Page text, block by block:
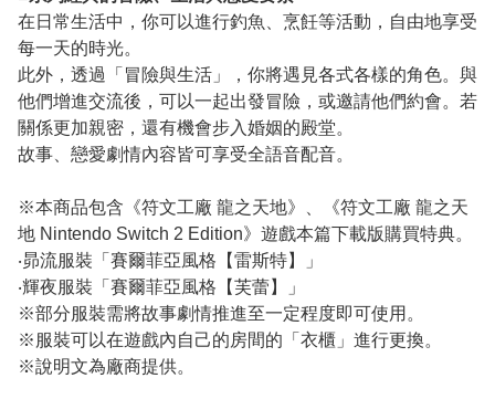
在日常生活中，你可以進行釣魚、烹飪等活動，自由地享受
每一天的時光。
此外，透過「冒險與生活」，你將遇見各式各樣的角色。與
他們增進交流後，可以一起出發冒險，或邀請他們約會。若
關係更加親密，還有機會步入婚姻的殿堂。
故事、戀愛劇情內容皆可享受全語音配音。
※本商品包含《符文工廠 龍之天地》、《符文工廠 龍之天
地 Nintendo Switch 2 Edition》遊戲本篇下載版購買特典。
‧昴流服裝「賽爾菲亞風格【雷斯特】」
‧輝夜服裝「賽爾菲亞風格【芙蕾】」
※部分服裝需將故事劇情推進至一定程度即可使用。
※服裝可以在遊戲內自己的房間的「衣櫃」進行更換。
※說明文為廠商提供。